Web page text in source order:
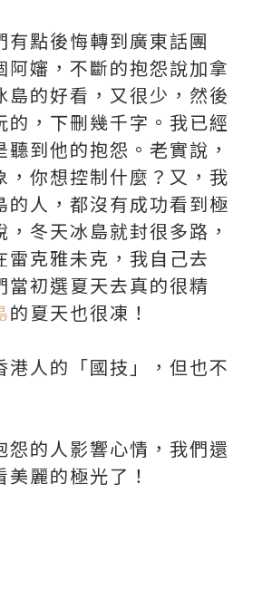
有點後悔轉到廣東話團
阿嬸，不斷的抱怨說加拿
島的好看，又很少，然後
的，下刪幾千字。我已經
聽到他的抱怨。老實說，
，你想控制什麼？又，我
的人，都沒有成功看到極
冬天冰島就封很多路，
雷克雅未克，我自己去
當初選夏天去真的很精
的夏天也很凍！
港人的「國技」，但也不
怨的人影響心情，我們還
麗的極光了！